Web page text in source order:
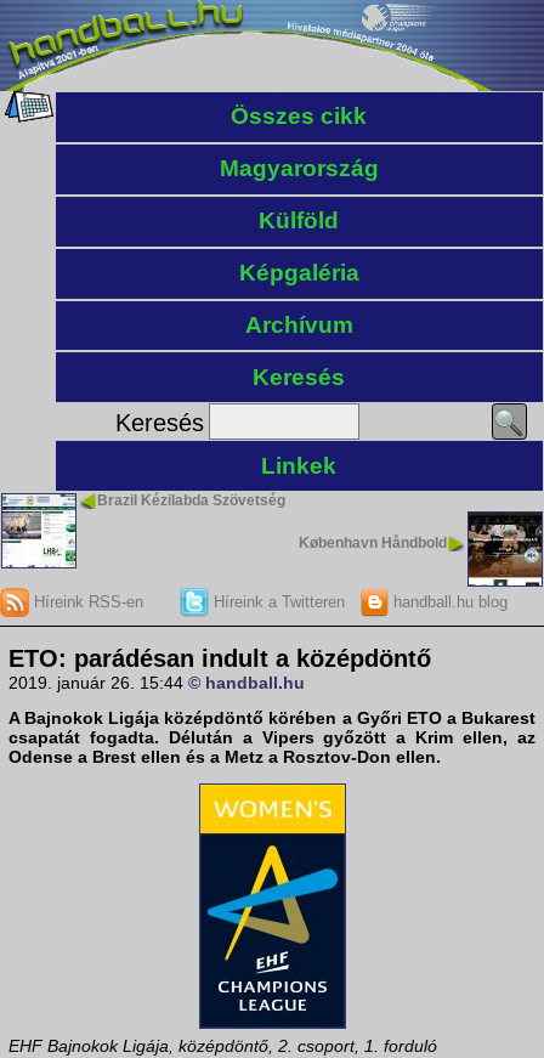
Összes cikk
Magyarország
Külföld
Képgaléria
Archívum
Keresés
Keresés
Linkek
Brazil Kézilabda Szövetség
København Håndbold
Híreink RSS-en Híreink a Twitteren handball.hu blog
ETO: parádésan indult a középdöntő
2019. január 26. 15:44 © handball.hu
A Bajnokok Ligája középdöntő körében a Győri ETO a Bukarest
csapatát fogadta. Délután a Vipers győzött a Krim ellen, az
Odense a Brest ellen és a Metz a Rosztov-Don ellen.
EHF Bajnokok Ligája, középdöntő, 2. csoport, 1. forduló